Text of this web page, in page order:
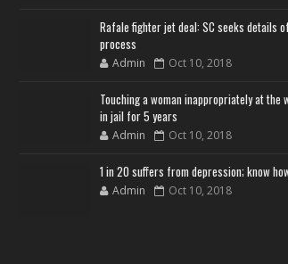
Rafale fighter jet deal: SC seeks details
process
Admin Oct 10, 2018
Touching a woman inappropriately at the
in jail for 5 years
Admin Oct 10, 2018
1 in 20 suffers from depression; know
Admin Oct 10, 2018